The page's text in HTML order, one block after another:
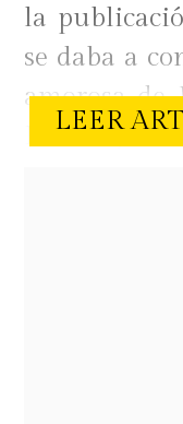
la
se daba a
amorosa de
En este,
LEER